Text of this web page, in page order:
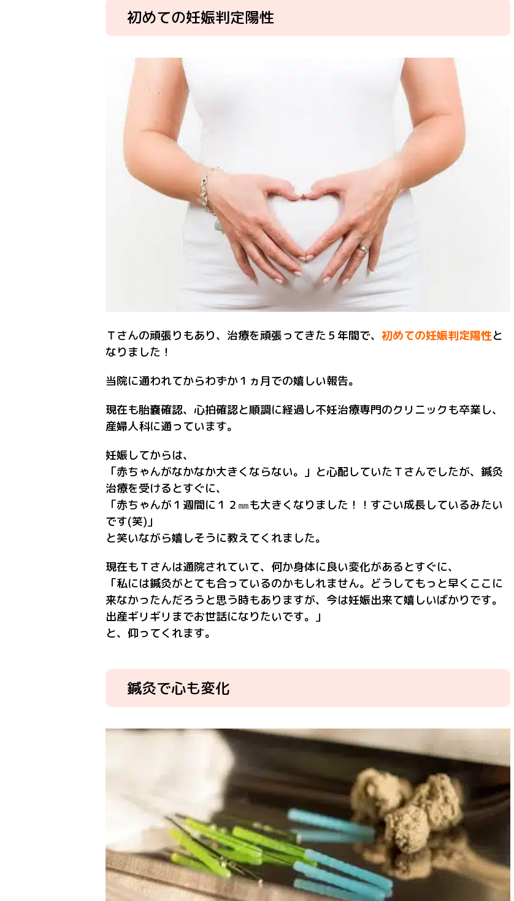
初めての妊娠判定陽性
Ｔさんの頑張りもあり、治療を頑張ってきた５年間で、 初めての妊娠判定陽性と
なりました！
当院に通われてからわずか１ヵ月での嬉しい報告。
現在も胎嚢確認、心拍確認と順調に経過し不妊治療専門のクリニックも卒業し、
産婦人科に通っています。
妊娠してからは、
「赤ちゃんがなかなか大きくならない。」と心配していたＴさんでしたが、鍼灸
治療を受けるとすぐに、
「赤ちゃんが１週間に１２㎜も大きくなりました！！すごい成長しているみたい
です(笑)」
と笑いながら嬉しそうに教えてくれました。
現在もＴさんは通院されていて、何か身体に良い変化があるとすぐに、
「私には鍼灸がとても合っているのかもしれません。どうしてもっと早くここに
来なかったんだろうと思う時もありますが、今は妊娠出来て嬉しいばかりです。
出産ギリギリまでお世話になりたいです。」
と、仰ってくれます。
鍼灸で心も変化